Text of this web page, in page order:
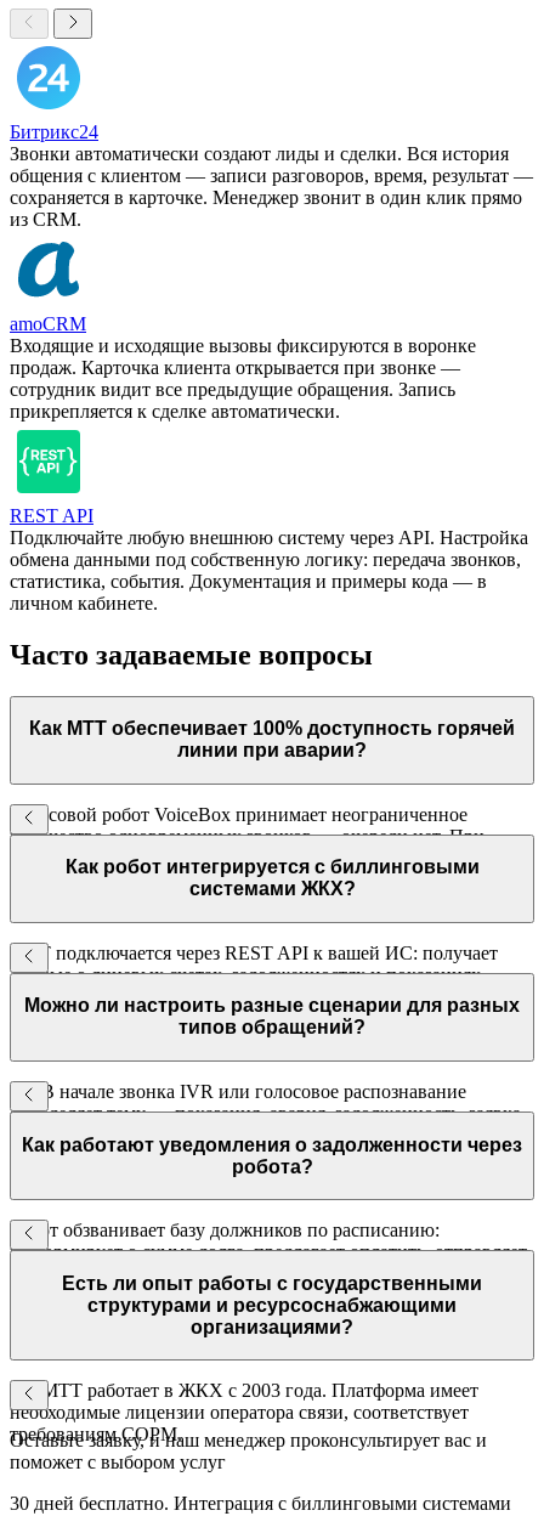
Битрикс24
Звонки автоматически создают лиды и сделки. Вся история
общения с клиентом — записи разговоров, время, результат —
сохраняется в карточке. Менеджер звонит в один клик прямо
из CRM.
amoCRM
Входящие и исходящие вызовы фиксируются в воронке
продаж. Карточка клиента открывается при звонке —
сотрудник видит все предыдущие обращения. Запись
прикрепляется к сделке автоматически.
REST API
Подключайте любую внешнюю систему через API. Настройка
обмена данными под собственную логику: передача звонков,
статистика, события. Документация и примеры кода — в
личном кабинете.
Часто задаваемые вопросы
Как МТТ обеспечивает 100% доступность горячей
линии при аварии?
Голосовой робот VoiceBox принимает неограниченное
количество одновременных звонков — очереди нет. При
аварии все заявки принимаются мгновенно, данные
фиксируются в CRM для диспетчера.
Как робот интегрируется с биллинговыми
системами ЖКХ?
МТТ подключается через REST API к вашей ИС: получает
данные о лицевых счетах, задолженностях и показаниях,
передаёт обновлённые данные после диалога с абонентом.
Можно ли настроить разные сценарии для разных
типов обращений?
Да. В начале звонка IVR или голосовое распознавание
определяет тему — показания, авария, задолженность, заявка
на мастера. Каждый сценарий настраивается отдельно.
Как работают уведомления о задолженности через
робота?
Робот обзванивает базу должников по расписанию:
информирует о сумме долга, предлагает оплатить, отправляет
SMS с реквизитами при согласии. Все реакции фиксируются в
отчёте.
Есть ли опыт работы с государственными
структурами и ресурсоснабжающими
организациями?
Да. МТТ работает в ЖКХ с 2003 года. Платформа имеет
необходимые лицензии оператора связи, соответствует
требованиям СОРМ.
Оставьте заявку, и наш менеджер проконсультирует вас и
поможет с выбором услуг
30 дней бесплатно. Интеграция с биллинговыми системами